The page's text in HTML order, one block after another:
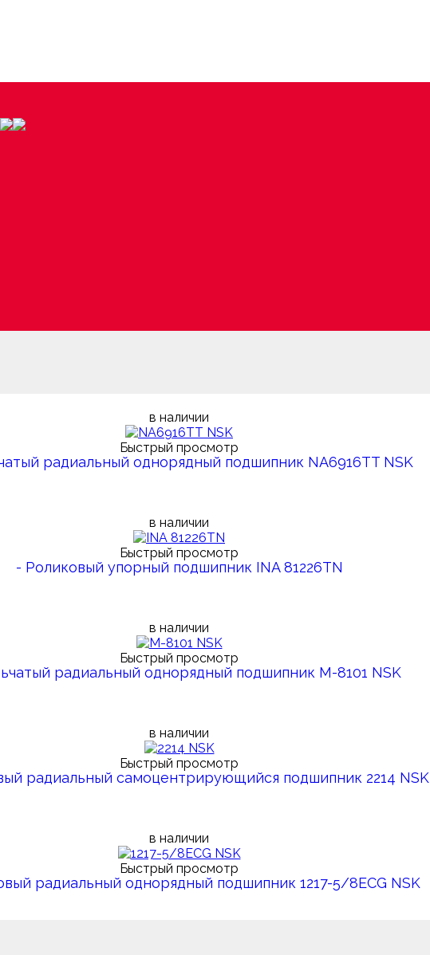
в наличии
Быстрый просмотр
радиальный однорядный подшипник NA6916TT NSK
в наличии
Быстрый просмотр
- Роликовый упорный подшипник INA 81226TN
в наличии
Быстрый просмотр
радиальный однорядный подшипник M-8101 NSK
в наличии
Быстрый просмотр
радиальный самоцентрирующийся подшипник 2214 NSK
в наличии
Быстрый просмотр
радиальный однорядный подшипник 1217-5/8ECG NSK